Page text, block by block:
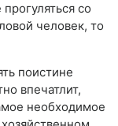
со
человек, то
поистине
впечатлит,
необходимое